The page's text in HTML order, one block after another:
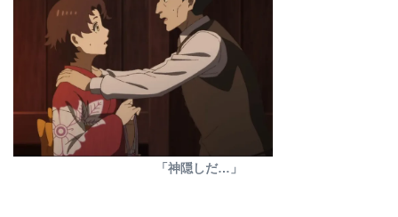
「神隠しだ…」